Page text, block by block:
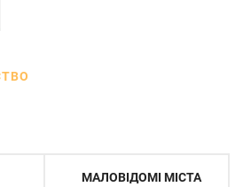
МАЛОВІДОМІ МІСТА